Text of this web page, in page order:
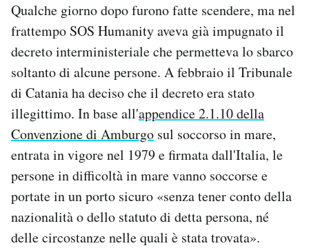
Qualche giorno dopo furono fatte scendere, ma nel
frattempo SOS Humanity aveva già impugnato il
decreto interministeriale che permetteva lo sbarco
soltanto di alcune persone. A febbraio il Tribunale
di Catania ha deciso che il decreto era stato
illegittimo. In base all'appendice 2.1.10 della
Convenzione di Amburgo sul soccorso in mare,
entrata in vigore nel 1979 e firmata dall'Italia, le
persone in difficoltà in mare vanno soccorse e
portate in un porto sicuro «senza tener conto della
nazionalità o dello statuto di detta persona, né
delle circostanze nelle quali è stata trovata».